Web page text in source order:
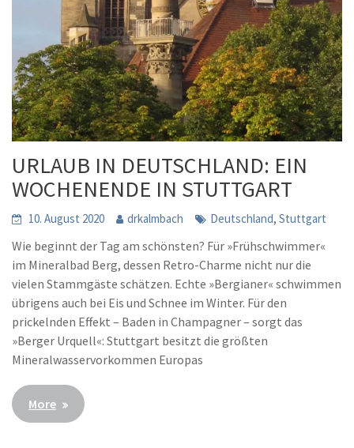
URLAUB IN DEUTSCHLAND: EIN
WOCHENENDE IN STUTTGART
10. August 2020 drkalmbach Deutschland,Stuttgart
Wie beginnt der Tag am schönsten? Für »Frühschwimmer«
im Mineralbad Berg, dessen Retro-Charme nicht nur die
vielen Stammgäste schätzen. Echte »Bergianer« schwimmen
übrigens auch bei Eis und Schnee im Winter. Für den
prickelnden Effekt – Baden in Champagner – sorgt das
»Berger Urquell«: Stuttgart besitzt die größten
Mineralwasservorkommen Europas
More